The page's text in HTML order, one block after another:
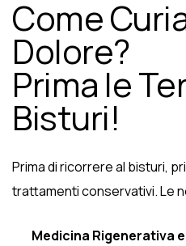
Come
Dolore?
Prima le
Bisturi!
Prima di ricorrere al bisturi,
trattamenti conservativi. Le
Medicina Rigenerativa